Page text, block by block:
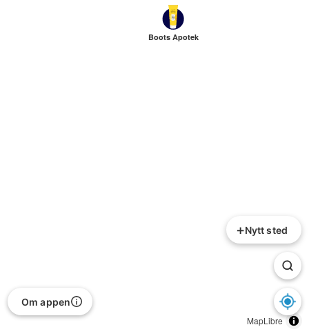
Boots Apotek
MapLibre
+Nytt sted
Om appen